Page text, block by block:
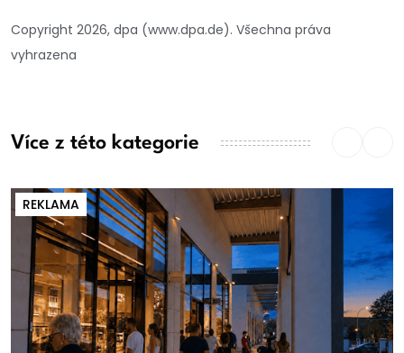
Copyright 2026, dpa (www.dpa.de). Všechna práva
vyhrazena
Více z této kategorie
REKLAMA